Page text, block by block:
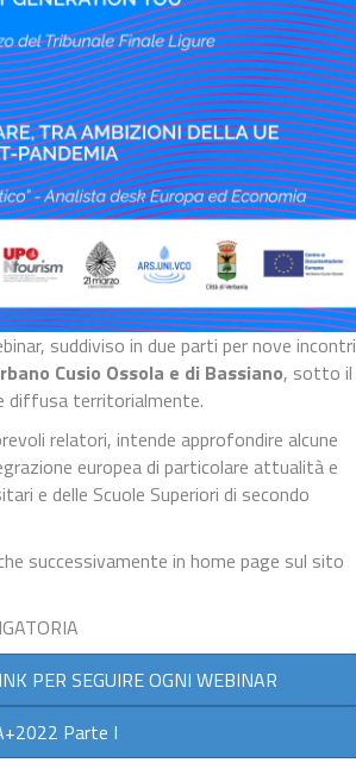
suddiviso in due parti per nove incontri
Cusio Ossola e di Bassiano, sotto il
diffusa territorialmente.
relatori, intende approfondire alcune
europea di particolare attualità e
e delle Scuole Superiori di secondo
successivamente in home page sul sito
PER SEGUIRE OGNI WEBINAR
Parte I